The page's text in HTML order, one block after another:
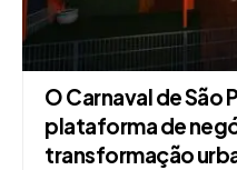
O Carnaval de São
plataforma de
transformação